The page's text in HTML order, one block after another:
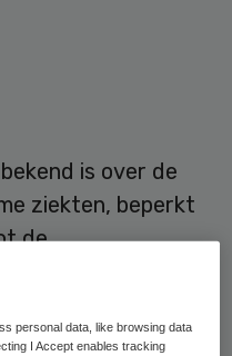
is over de
ziekten, beperkt
de
of
vaak niet hoe te
personal data, like browsing data
I Accept enables tracking